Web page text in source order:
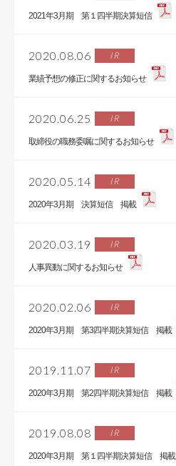
2021年3月期 第１四半期決算短信
2020.08.06 IR
業績予想の修正に関するお知らせ
2020.06.25 IR
取締役の職務委嘱に関するお知らせ
2020.05.14 IR
2020年3月期 決算短信 掲載
2020.03.19 IR
人事異動に関するお知らせ
2020.02.06 IR
2020年3月期 第3四半期決算短信 掲載
2019.11.07 IR
2020年3月期 第2四半期決算短信 掲載
2019.08.08 IR
2020年3月期 第１四半期決算短信 掲載